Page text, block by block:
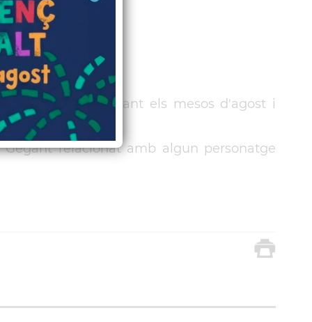
a
Sant Vicenç durant els mesos d'agost i
relacionat amb algun personatge